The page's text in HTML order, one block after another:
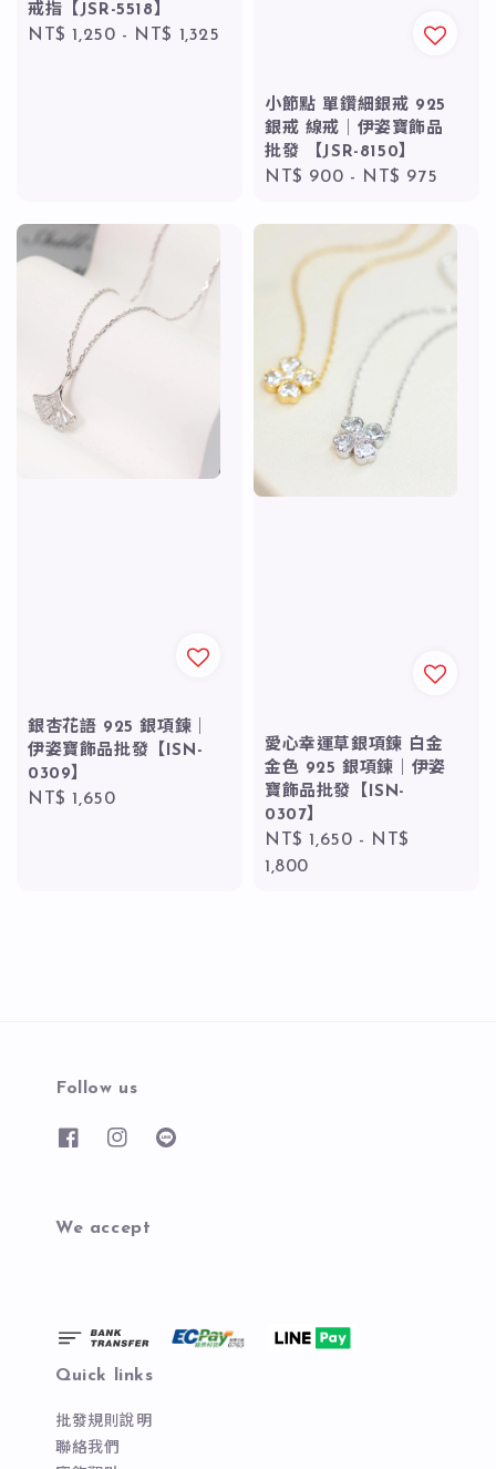
戒指【JSR-5518】
Regular
NT$ 1,250 - NT$ 1,325
小節點 單鑽細銀戒 925
銀戒 線戒｜伊姿寶飾品
批發 【JSR-8150】
Regular
NT$ 900 - NT$ 975
銀杏花語 925 銀項鍊｜
伊姿寶飾品批發【ISN-
0309】
Regular
NT$ 1,650
愛心幸運草銀項鍊 白金
金色 925 銀項鍊｜伊姿
寶飾品批發【ISN-
0307】
Regular
price
NT$ 1,650 -
NT$
1,800
Follow us
We accept
Quick links
批發規則說明
聯絡我們